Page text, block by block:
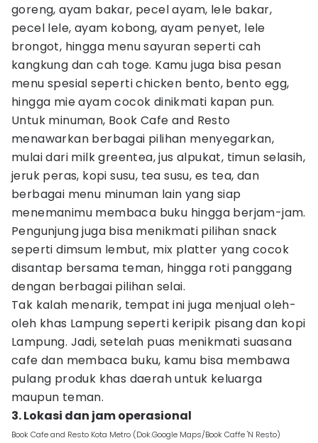
goreng, ayam bakar, pecel ayam, lele bakar,
pecel lele, ayam kobong, ayam penyet, lele
brongot, hingga menu sayuran seperti cah
kangkung dan cah toge. Kamu juga bisa pesan
menu spesial seperti chicken bento, bento egg,
hingga mie ayam cocok dinikmati kapan pun.
Untuk minuman, Book Cafe and Resto
menawarkan berbagai pilihan menyegarkan,
mulai dari milk greentea, jus alpukat, timun selasih,
jeruk peras, kopi susu, tea susu, es tea, dan
berbagai menu minuman lain yang siap
menemanimu membaca buku hingga berjam-jam.
Pengunjung juga bisa menikmati pilihan snack
seperti dimsum lembut, mix platter yang cocok
disantap bersama teman, hingga roti panggang
dengan berbagai pilihan selai.
Tak kalah menarik, tempat ini juga menjual oleh-
oleh khas Lampung seperti keripik pisang dan kopi
Lampung. Jadi, setelah puas menikmati suasana
cafe dan membaca buku, kamu bisa membawa
pulang produk khas daerah untuk keluarga
maupun teman.
3. Lokasi dan jam operasional
Book Cafe and Resto Kota Metro (Dok.Google Maps/Book Caffe 'N Resto)